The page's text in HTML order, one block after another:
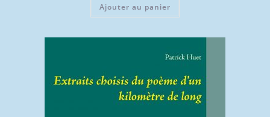
Ajouter au panier